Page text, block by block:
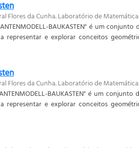
Flores da Cunha. Laboratório de Matemática.
BAUKASTEN" é um
representar e explorar conceitos
Flores da Cunha. Laboratório de Matemática.
BAUKASTEN" é um
representar e explorar conceitos